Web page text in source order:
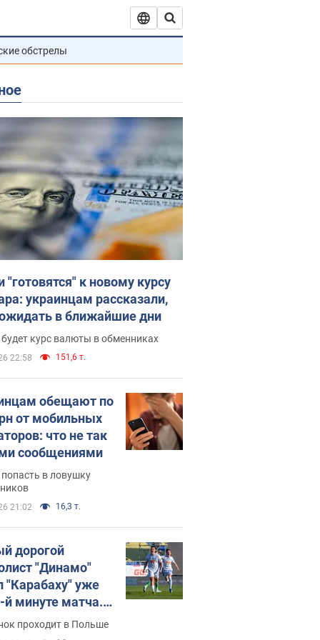
обстрелы
"готовятся" к новому курсу
украинцам рассказали,
в ближайшие дни
курс валюты в обменниках
22:58 151,6 т.
обещают по
от мобильных
что не так
сообщениями
попасть в ловушку
21:02 16,3 т.
дорогой
"Динамо"
"Карабаху" уже
й минуте матча.
проходит в Польше